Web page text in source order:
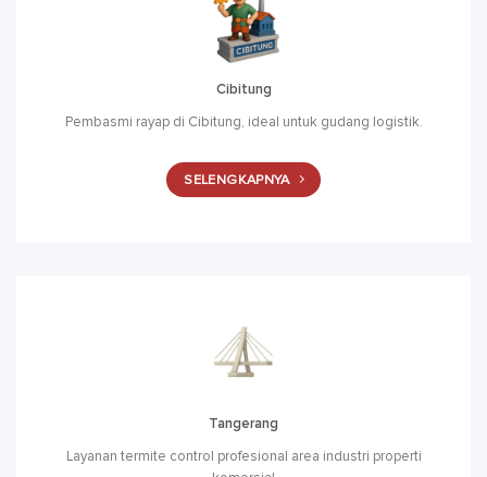
Cibitung
Pembasmi rayap di Cibitung, ideal untuk gudang logistik.
SELENGKAPNYA
Tangerang
Layanan termite control profesional area industri properti